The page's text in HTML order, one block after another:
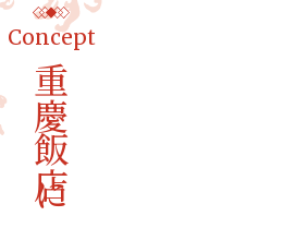
Concept